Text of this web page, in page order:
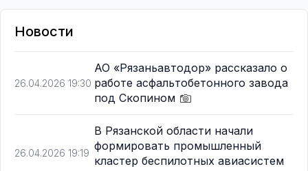
Новости
26.04.2026 19:30
АО «Рязаньавтодор» рассказало о
работе асфальтобетонного завода
под Скопином
26.04.2026 19:19
В Рязанской области начали
формировать промышленный
кластер беспилотных авиасистем